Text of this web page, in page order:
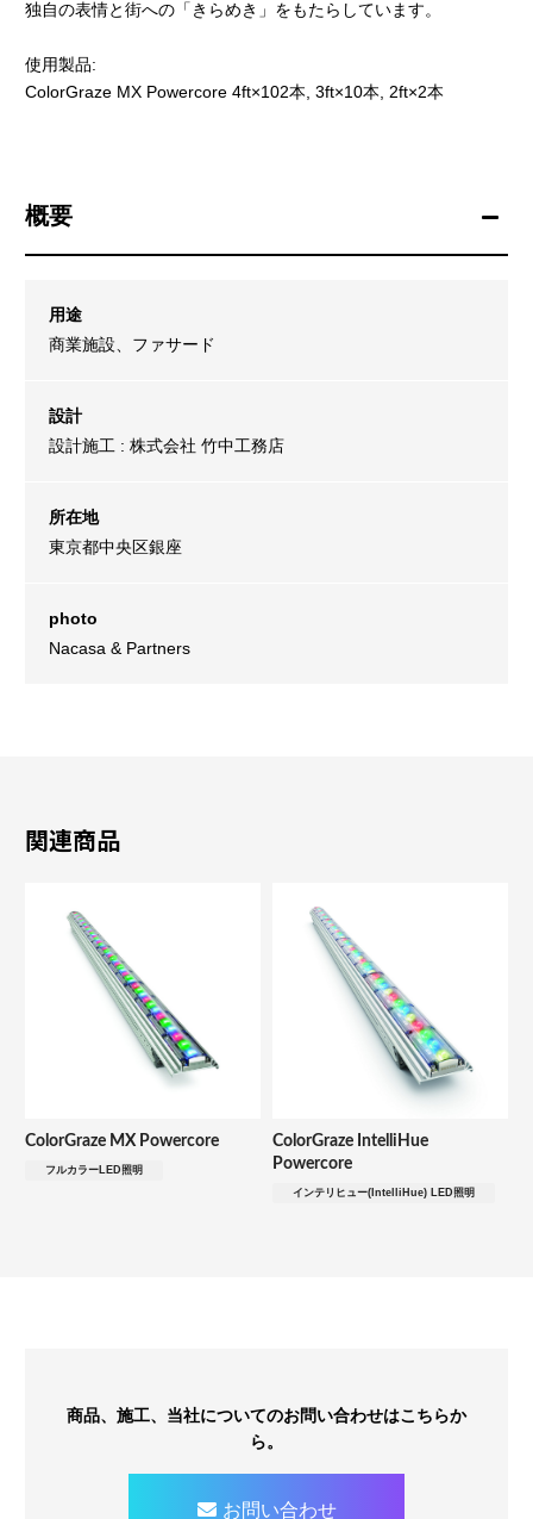
独自の表情と街への「きらめき」をもたらしています。
使用製品:
ColorGraze MX Powercore 4ft×102本, 3ft×10本, 2ft×2本
概要
用途
商業施設、ファサード
設計
設計施工 : 株式会社 竹中工務店
所在地
東京都中央区銀座
photo
Nacasa & Partners
関連商品
ColorGraze MX Powercore
フルカラーLED照明
ColorGraze IntelliHue
Powercore
インテリヒュー(IntelliHue) LED照明
商品、施工、当社についてのお問い合わせはこちらか
ら。
お問い合わせ